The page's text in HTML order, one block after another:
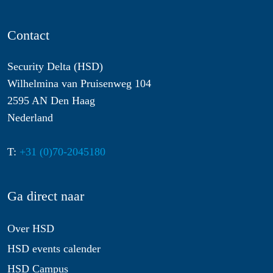
Contact
Security Delta (HSD)
Wilhelmina van Pruisenweg 104
2595 AN Den Haag
Nederland
T: +31 (0)70-2045180
Ga direct naar
Over HSD
HSD events calender
HSD Campus